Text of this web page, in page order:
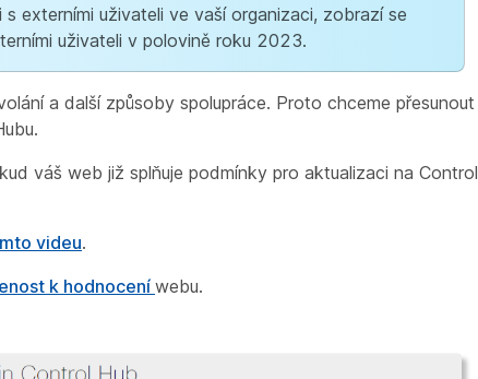
externími uživateli ve vaší organizaci, zobrazí se
uživateli v polovině roku 2023.
a další způsoby spolupráce. Proto chceme přesunout
váš web již splňuje podmínky pro aktualizaci na Control
videu.
k hodnoceníwebu.